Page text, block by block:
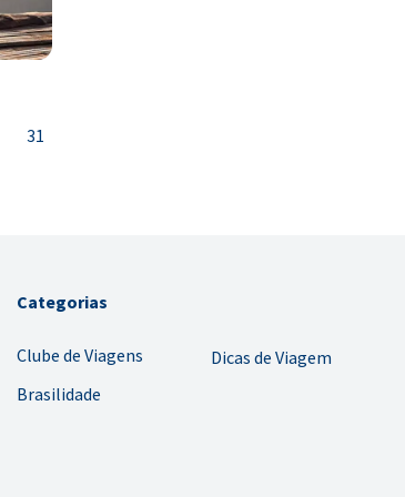
31
Categorias
Clube de Viagens
Brasilidade
Dicas de Viagem